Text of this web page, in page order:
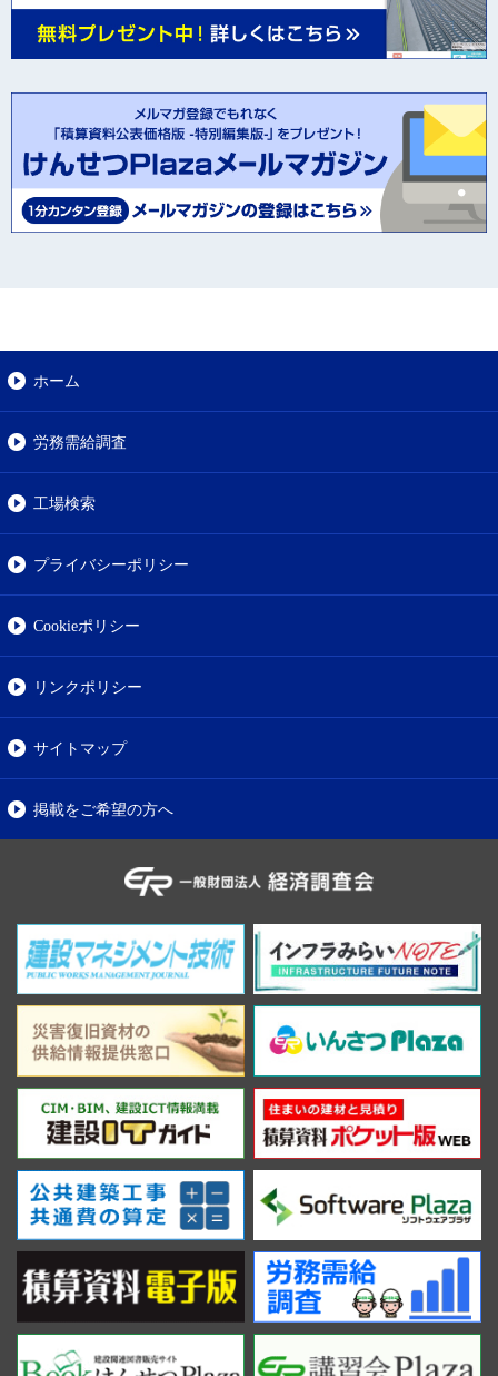
ホーム
労務需給調査
工場検索
プライバシーポリシー
Cookieポリシー
リンクポリシー
サイトマップ
掲載をご希望の方へ